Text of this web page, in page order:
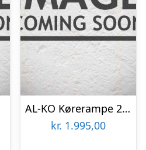
AL-KO Kørerampe 2,0 m buet – 400 kg – tilbehør til Havetraktor
kr. 1.995,00